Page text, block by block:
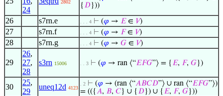
24
2802
{ 𝐷}))
26 s7rn.e . . . 4 ⊢ (𝜑 → 𝐸∈ 𝑉)
27 s7rn.f . . . 4 ⊢ (𝜑 → 𝐹∈ 𝑉)
28 s7rn.g . . . 4 ⊢ (𝜑 → 𝐺 ∈ 𝑉)
29
26,
27,
28
s3rn 15006 . . 3 ⊢ (𝜑 → ran ⟨“𝐸𝐹𝐺”⟩ = { 𝐸, 𝐹, 𝐺})
30
25,
29
uneq12d 4123
. 2 ⊢ (𝜑 → (ran ⟨“𝐴𝐵𝐶𝐷”⟩ ∪ ran ⟨“𝐸𝐹𝐺”⟩)
= (({𝐴, 𝐵, 𝐶} ∪ { 𝐷}) ∪ { 𝐸, 𝐹, 𝐺}))